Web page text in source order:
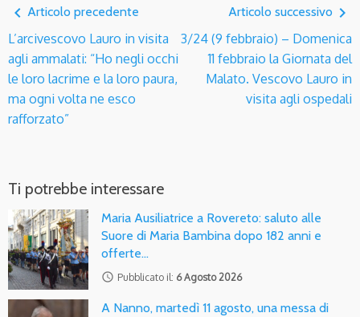
navigate_before Articolo precedente
L’arcivescovo Lauro in visita
agli ammalati: “Ho negli occhi
le loro lacrime e la loro paura,
ma ogni volta ne esco
rafforzato”
Articolo successivo navigate_next
3/24 (9 febbraio) – Domenica
11 febbraio la Giornata del
Malato. Vescovo Lauro in
visita agli ospedali
Ti potrebbe interessare
Maria Ausiliatrice a Rovereto: saluto alle
Suore di Maria Bambina dopo 182 anni e
offerte…
access_time Pubblicato il: 6 Agosto 2026
A Nanno, martedì 11 agosto, una messa di